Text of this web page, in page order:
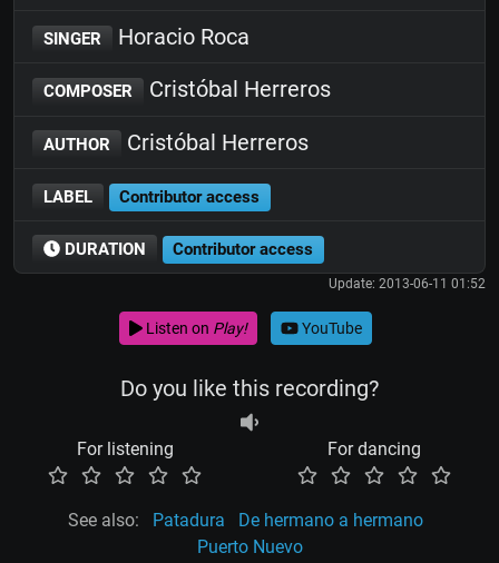
SINGER Horacio Roca
COMPOSER Cristóbal Herreros
AUTHOR Cristóbal Herreros
LABEL Contributor access
DURATION Contributor access
Update: 2013-06-11 01:52
Listen on Play! YouTube
Do you like this recording?
For listening For dancing
See also: Patadura
De hermano a hermano
Puerto Nuevo